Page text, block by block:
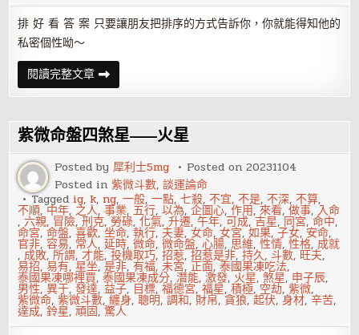
排 好 看 答 案 只要讓朋友把排序的方式告訴你，你就能得知他的
私密個性呦～
閱讀完整文章你
內
心
癡
迷、
最
抗
拒
的
是
什
么？
測
測
看！
紫微命盤四煞星——火星
Posted by犀利士5mg Posted on20231104
Posted in紫微斗數,談運論命
Tagged ig, k, ng,一般,一點,七殺,不宜,不是,不深,不算,
不順,中年, 之人,事業,五行,以為,企圖心,作用,來看,做事, 入命
,六親, 冒險,刑克, 勞碌,化氣,升遷,午年,可成,吉星, 同宮,命中,
命宮,命盤,喜歡,坐命,執行, 夫妻,女命,女宮,如果,子女, 安命,
官非,容易, 常人,延時,微命,微命盤,心腸, 思維,性情,性格, 成就
, 成敗,所謂,才能,投機取巧,招惹,招惹是非,持久,斗數, 旺夫,
易招,易有, 星坐,是非,有福,未宮,正面,泰國果凍吃法,
泰國果凍哪裡買,泰國果凍成分,潛能,激發, 火星,煞星, 申子辰,
男性,異于,發達,益子, 目標,福德宮,福星,積極, 空劫,紫微,
紫微命,紫微斗數,纏身,聰明,調和, 財帛,貪狼,起伏,身材,辛苦,
達成,鈴星,頑固,驚人